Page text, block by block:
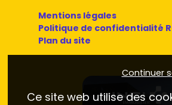
Mentions légales
Politique de confidentialité
Plan du site
Continuer
Ce site web utilise des